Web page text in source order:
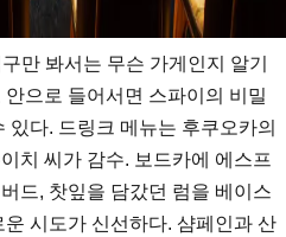
만 봐서는 무슨 가게인지 알기
으로 들어서면 스파이의 비밀
있다. 드링크 메뉴는 후쿠오카의
치 씨가 감수. 보드카에 에스프
드, 찻잎을 담갔던 럼을 베이스
시도가 신선하다. 샴페인과 산